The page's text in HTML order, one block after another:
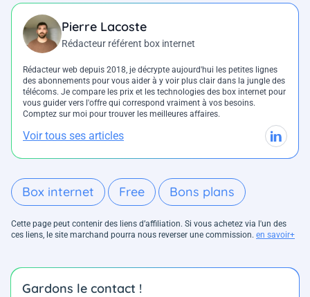
Pierre Lacoste
Rédacteur référent box internet
Rédacteur web depuis 2018, je décrypte aujourd'hui les petites lignes
des abonnements pour vous aider à y voir plus clair dans la jungle des
télécoms. Je compare les prix et les technologies des box internet pour
vous guider vers l'offre qui correspond vraiment à vos besoins.
Comptez sur moi pour trouver les meilleures affaires.
Voir tous ses articles
Box internet Free Bons plans
Cette page peut contenir des liens d’affiliation. Si vous achetez via l'un des
ces liens, le site marchand pourra nous reverser une commission. en savoir+
Gardons le contact !